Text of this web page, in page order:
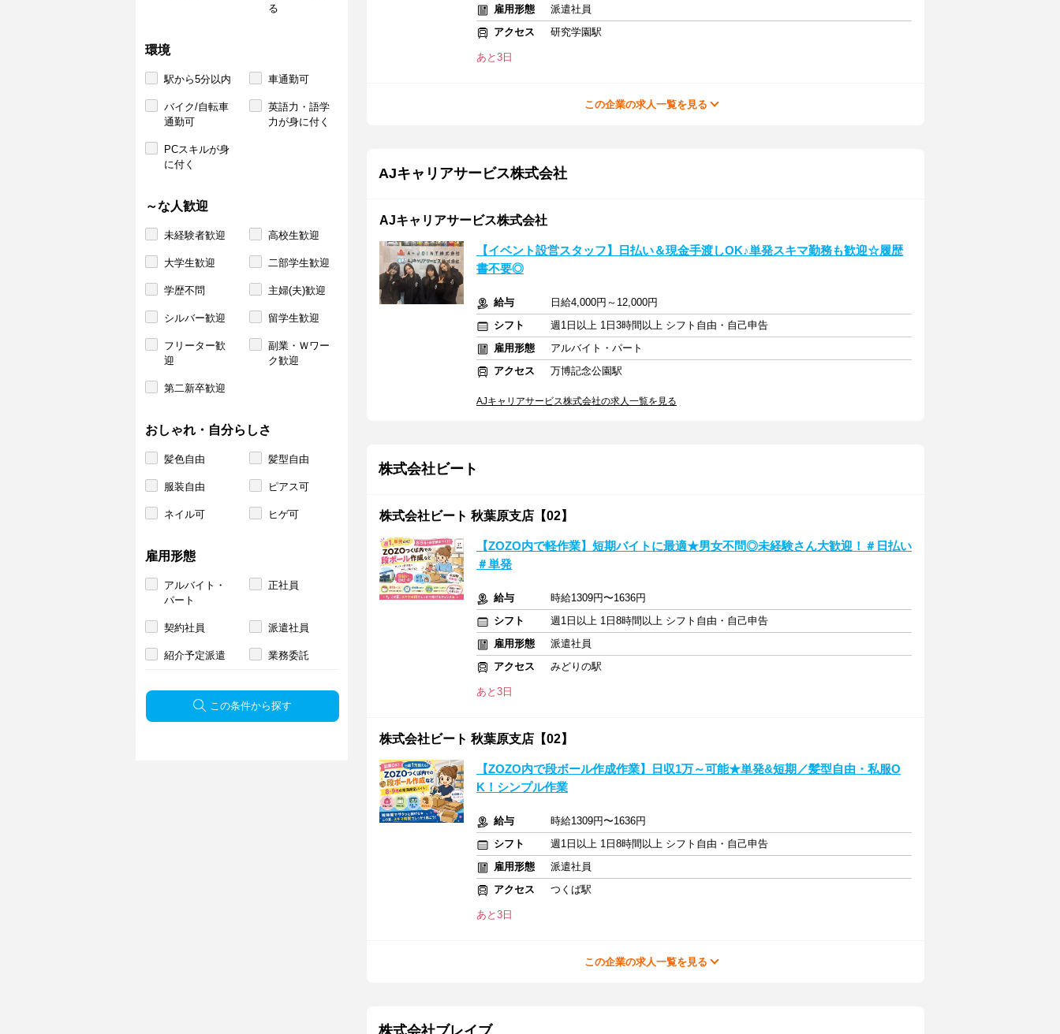
る
環境
駅から5分以内 車通勤可
バイク/自転車
通勤可
英語力・語学
力が身に付く
PCスキルが身
に付く
～な人歓迎
未経験者歓迎 高校生歓迎
大学生歓迎 二部学生歓迎
学歴不問 主婦(夫)歓迎
シルバー歓迎 留学生歓迎
フリーター歓
迎
副業・Ｗワー
ク歓迎
第二新卒歓迎
おしゃれ・自分らしさ
髪色自由 髪型自由
服装自由 ピアス可
ネイル可 ヒゲ可
雇用形態
アルバイト・
パート
正社員
契約社員 派遣社員
紹介予定派遣 業務委託
この条件から探す
雇用形態
派遣社員
アクセス
研究学園駅
あと3日
この企業の求人一覧を見る
AJキャリアサービス株式会社
AJキャリアサービス株式会社
【イベント設営スタッフ】日払い＆現金手渡しOK♪単発スキマ勤務も歓迎☆履歴
書不要◎
給与
日給4,000円～12,000円
シフト
週1日以上 1日3時間以上 シフト自由・自己申告
雇用形態
アルバイト・パート
アクセス
万博記念公園駅
AJキャリアサービス株式会社の求人一覧を見る
株式会社ビート
株式会社ビート 秋葉原支店【02】
【ZOZO内で軽作業】短期バイトに最適★男女不問◎未経験さん大歓迎！＃日払い
＃単発
給与
時給1309円〜1636円
シフト
週1日以上 1日8時間以上 シフト自由・自己申告
雇用形態
派遣社員
アクセス
みどりの駅
あと3日
株式会社ビート 秋葉原支店【02】
【ZOZO内で段ボール作成作業】日収1万～可能★単発&短期／髪型自由・私服O
K！シンプル作業
給与
時給1309円〜1636円
シフト
週1日以上 1日8時間以上 シフト自由・自己申告
雇用形態
派遣社員
アクセス
つくば駅
あと3日
この企業の求人一覧を見る
株式会社ブレイブ